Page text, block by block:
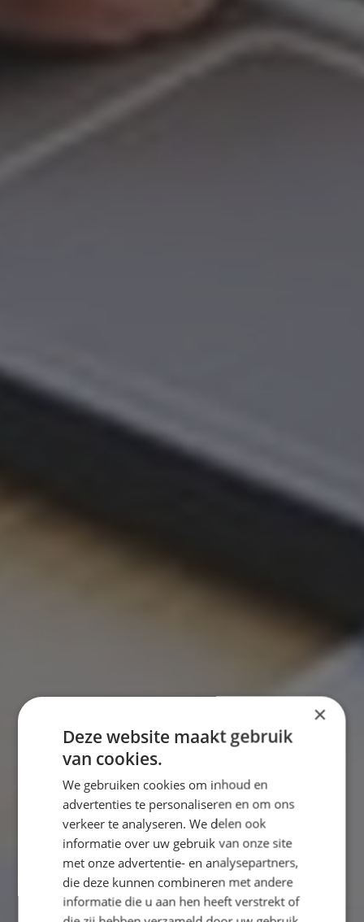
×
Deze website maakt gebruik
van cookies.
We gebruiken cookies om inhoud en
advertenties te personaliseren en om ons
verkeer te analyseren. We delen ook
informatie over uw gebruik van onze site
met onze advertentie- en analysepartners,
die deze kunnen combineren met andere
informatie die u aan hen heeft verstrekt of